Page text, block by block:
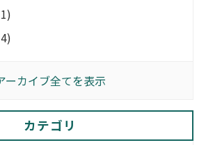
ーカイブ全てを表示
カテゴリ